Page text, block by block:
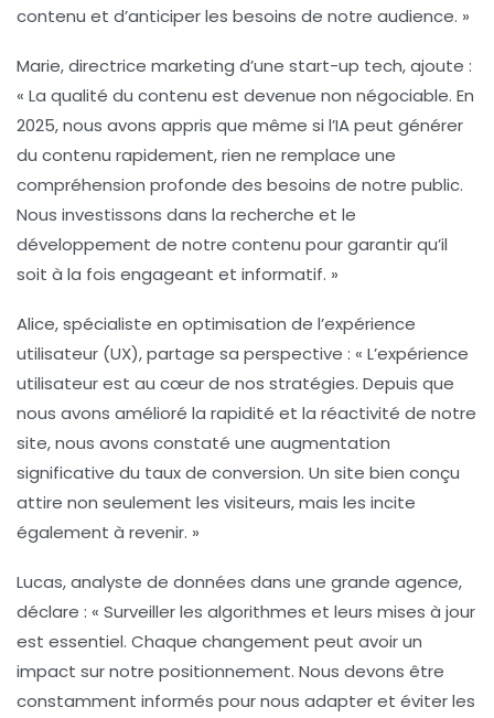
contenu et d’anticiper les besoins de notre audience. »
Marie, directrice marketing d’une start-up tech, ajoute :
« La qualité du contenu est devenue non négociable. En
2025, nous avons appris que même si l’IA peut générer
du contenu rapidement, rien ne remplace une
compréhension profonde des besoins de notre public.
Nous investissons dans la recherche et le
développement de notre contenu pour garantir qu’il
soit à la fois engageant et informatif. »
Alice, spécialiste en optimisation de l’expérience
utilisateur (UX), partage sa perspective : « L’expérience
utilisateur est au cœur de nos stratégies. Depuis que
nous avons amélioré la rapidité et la réactivité de notre
site, nous avons constaté une augmentation
significative du taux de conversion. Un site bien conçu
attire non seulement les visiteurs, mais les incite
également à revenir. »
Lucas, analyste de données dans une grande agence,
déclare : « Surveiller les algorithmes et leurs mises à jour
est essentiel. Chaque changement peut avoir un
impact sur notre positionnement. Nous devons être
constamment informés pour nous adapter et éviter les